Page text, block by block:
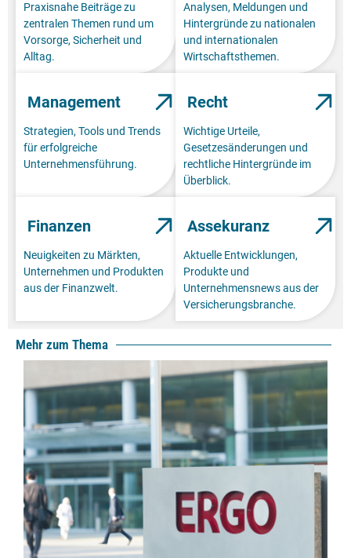
Praxisnahe Beiträge zu
zentralen Themen rund um
Vorsorge, Sicherheit und
Alltag.
Analysen, Meldungen und
Hintergründe zu nationalen
und internationalen
Wirtschaftsthemen.
Management
Strategien, Tools und Trends
für erfolgreiche
Unternehmensführung.
Recht
Wichtige Urteile,
Gesetzesänderungen und
rechtliche Hintergründe im
Überblick.
Finanzen
Neuigkeiten zu Märkten,
Unternehmen und Produkten
aus der Finanzwelt.
Assekuranz
Aktuelle Entwicklungen,
Produkte und
Unternehmensnews aus der
Versicherungsbranche.
Mehr zum Thema